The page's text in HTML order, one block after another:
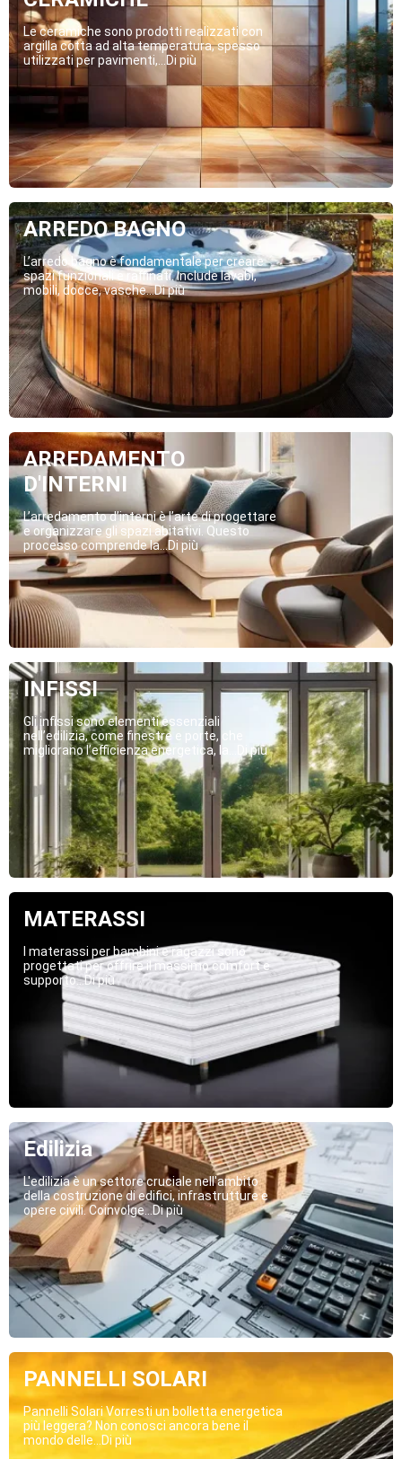
Le ceramiche sono prodotti realizzati con
argilla cotta ad alta temperatura, spesso
utilizzati per pavimenti,...Di più
ARREDO BAGNO
L’arredo bagno è fondamentale per creare
spazi funzionali e raffinati. Include lavabi,
mobili, docce, vasche...Di più
ARREDAMENTO
D'INTERNI
L’arredamento d’interni è l’arte di progettare
e organizzare gli spazi abitativi. Questo
processo comprende la...Di più
INFISSI
Gli infissi sono elementi essenziali
nell’edilizia, come finestre e porte, che
migliorano l’efficienza energetica, la...Di più
MATERASSI
I materassi per bambini e ragazzi sono
progettati per offrire il massimo comfort e
supporto...Di più
Edilizia
L'edilizia è un settore cruciale nell'ambito
della costruzione di edifici, infrastrutture e
opere civili. Coinvolge...Di più
PANNELLI SOLARI
Pannelli Solari Vorresti un bolletta energetica
più leggera? Non conosci ancora bene il
mondo delle...Di più